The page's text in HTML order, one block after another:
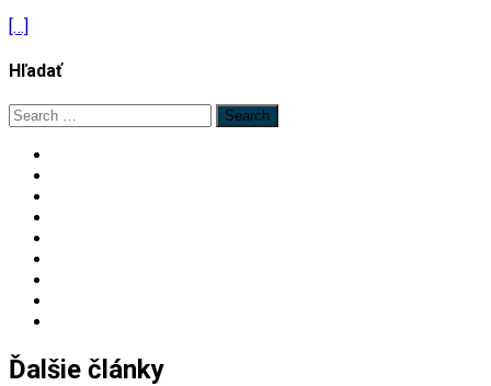
[…]
Hľadať
Search
for:
Ďalšie články